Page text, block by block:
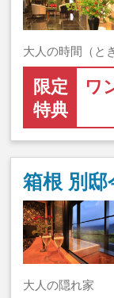
大人の時間（と
限定
特典
ワ
箱根 別邸
大人の隠れ家